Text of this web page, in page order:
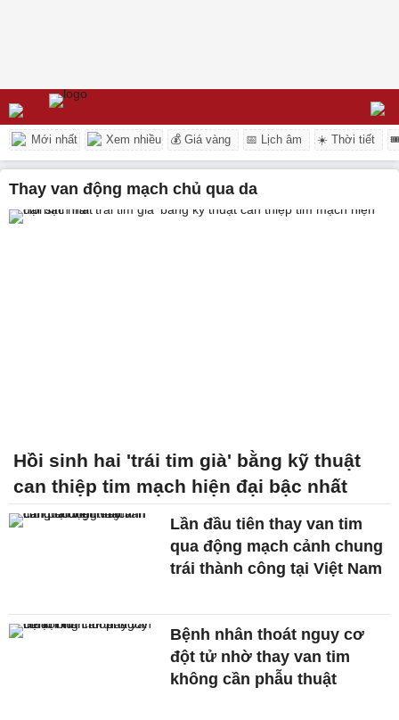
Mới nhất Xem nhiều 💰 Giá vàng 📅 Lịch âm ☀️ Thời tiết
thay van động mạch chủ qua da
Hồi sinh hai 'trái tim già' bằng kỹ thuật
can thiệp tim mạch hiện đại bậc nhất
Lần đầu tiên thay van tim
qua động mạch cảnh chung
trái thành công tại Việt Nam
Bệnh nhân thoát nguy cơ
đột tử nhờ thay van tim
không cần phẫu thuật